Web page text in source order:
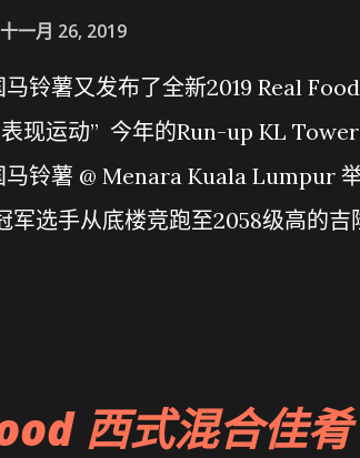
十一月 26, 2019
铃薯又发布了全新2019 Real
表现运动” 今年的Run-up KL
铃薯 @ Menara Kuala Lumpur
军选手从底楼竞跑至2058级高的吉
西式混合佳